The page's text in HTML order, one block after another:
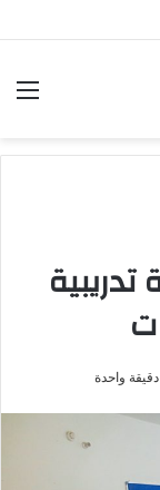
دقيقة واحدة